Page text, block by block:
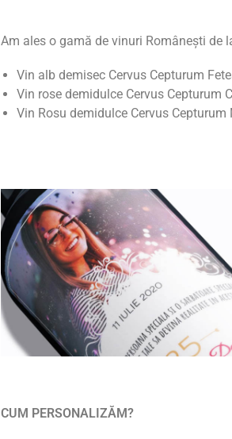
Am ales o gamă de vinuri Românești de
Vin alb demisec Cervus Cepturum
Vin rose demidulce Cervus Cepturum
Vin Rosu demidulce Cervus
CUM PERSONALIZĂM?